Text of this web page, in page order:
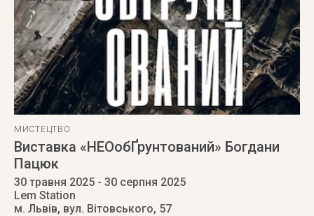
МИСТЕЦТВО
Виставка «НЕОобҐрунтований» Богдани
Пацюк
30 травня 2025 - 30 серпня 2025
Lem Station
м. Львів, вул. Вітовського, 57